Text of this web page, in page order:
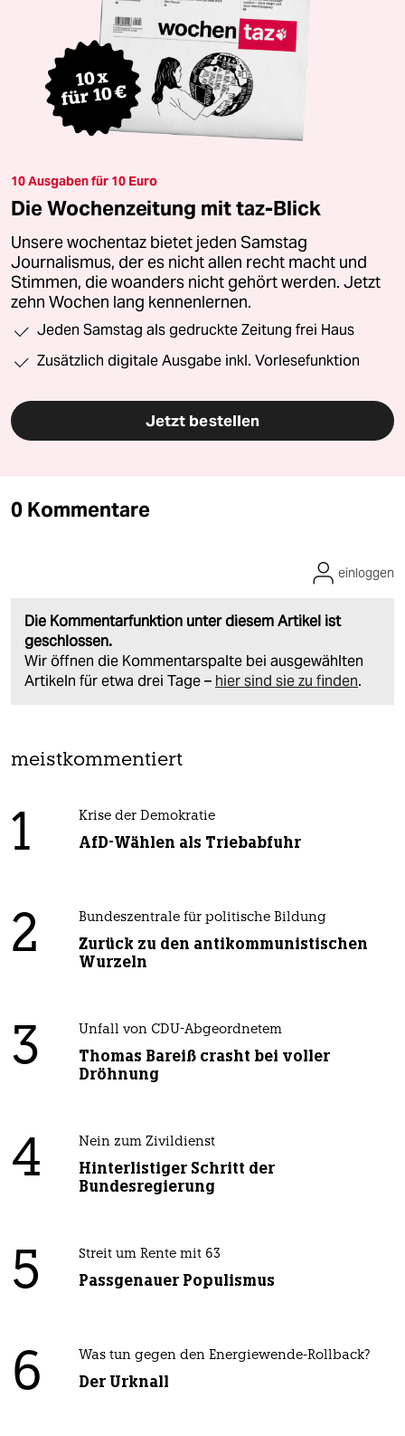
10 Ausgaben für 10 Euro
Die Wochenzeitung mit taz-Blick
Unsere wochentaz bietet jeden Samstag
Journalismus, der es nicht allen recht macht und
Stimmen, die woanders nicht gehört werden. Jetzt
zehn Wochen lang kennenlernen.
Jeden Samstag als gedruckte Zeitung frei Haus
Zusätzlich digitale Ausgabe inkl. Vorlesefunktion
Jetzt bestellen
0 Kommentare
Die Kommentarfunktion unter diesem Artikel ist
geschlossen.
Wir öffnen die Kommentarspalte bei ausgewählten
Artikeln für etwa drei Tage – hier sind sie zu finden.
einloggen
meistkommentiert
1 Krise der Demokratie
AfD-Wählen als Triebabfuhr
2 Bundeszentrale für politische Bildung
Zurück zu den antikommunistischen
Wurzeln
3 Unfall von CDU-Abgeordnetem
Thomas Bareiß crasht bei voller
Dröhnung
4 Nein zum Zivildienst
Hinterlistiger Schritt der
Bundesregierung
5 Streit um Rente mit 63
Passgenauer Populismus
6 Was tun gegen den Energiewende-Rollback?
Der Urknall